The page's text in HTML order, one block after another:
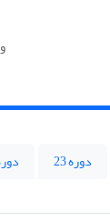
دوره 23